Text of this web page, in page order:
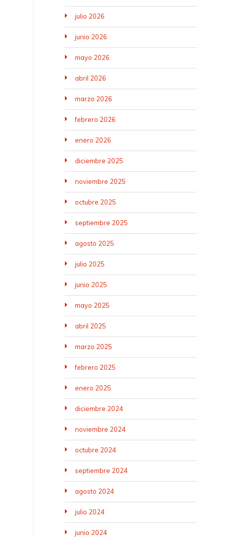
julio 2026
junio 2026
mayo 2026
abril 2026
marzo 2026
febrero 2026
enero 2026
diciembre 2025
noviembre 2025
octubre 2025
septiembre 2025
agosto 2025
julio 2025
junio 2025
mayo 2025
abril 2025
marzo 2025
febrero 2025
enero 2025
diciembre 2024
noviembre 2024
octubre 2024
septiembre 2024
agosto 2024
julio 2024
junio 2024